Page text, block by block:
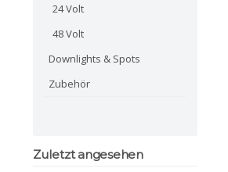
24 Volt
48 Volt
Downlights & Spots
Zubehör
Zuletzt angesehen